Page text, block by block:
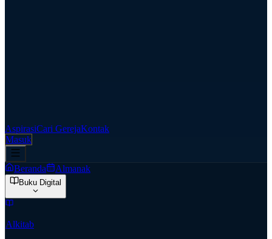
AspirasiCari GerejaKontak
Masuk
Beranda Almanak
Buku Digital
Alkitab